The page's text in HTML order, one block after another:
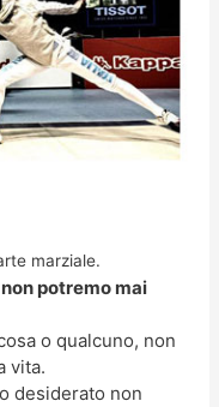
marziale.
potremo mai
o qualcuno, non
vita.
desiderato non